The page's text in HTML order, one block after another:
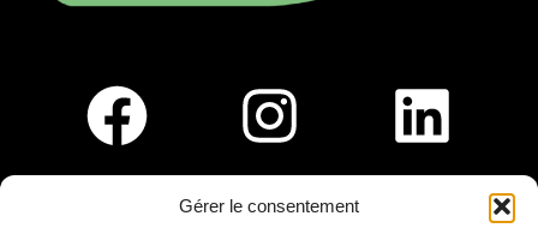
Gérer le consentement